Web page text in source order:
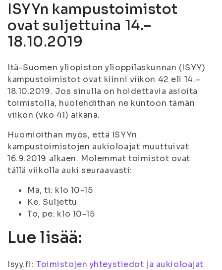
ISYYn kampustoimistot
ovat suljettuina 14.–
18.10.2019
Itä-Suomen yliopiston ylioppilaskunnan (ISYY)
kampustoimistot ovat kiinni viikon 42 eli 14.–
18.10.2019. Jos sinulla on hoidettavia asioita
toimistolla, huolehdithan ne kuntoon tämän
viikon (vko 41) aikana.
Huomioithan myös, että ISYYn
kampustoimistojen aukioloajat muuttuivat
16.9.2019 alkaen. Molemmat toimistot ovat
tällä viikolla auki seuraavasti:
Ma, ti: klo 10-15
Ke: Suljettu
To, pe: klo 10-15
Lue lisää:
Isyy.fi:Toimistojen yhteystiedot ja aukioloajat